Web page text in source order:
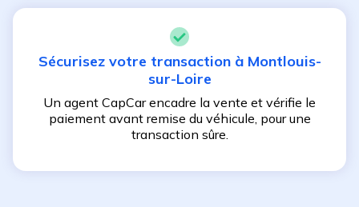
Sécurisez votre transaction à Montlouis-
sur-Loire
Un agent CapCar encadre la vente et vérifie le
paiement avant remise du véhicule, pour une
transaction sûre.